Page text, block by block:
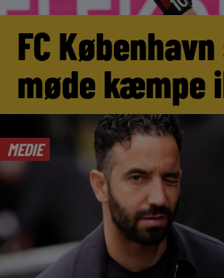
FC
møde kæmpe
MEDIE